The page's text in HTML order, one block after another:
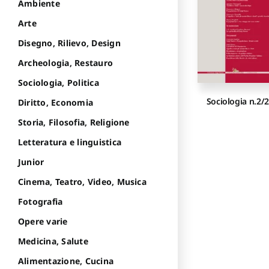
Sociologia n.2/
Ambiente
Arte
Disegno, Rilievo, Design
Archeologia, Restauro
Sociologia, Politica
Diritto, Economia
Storia, Filosofia, Religione
Letteratura e linguistica
Junior
Cinema, Teatro, Video, Musica
Fotografia
Opere varie
Medicina, Salute
Alimentazione, Cucina